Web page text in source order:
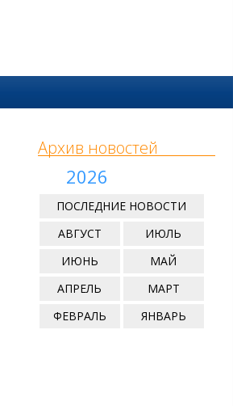
Архив новостей
2026
ПОСЛЕДНИЕ НОВОСТИ
АВГУСТ
ИЮЛЬ
ИЮНЬ
МАЙ
АПРЕЛЬ
МАРТ
ФЕВРАЛЬ
ЯНВАРЬ